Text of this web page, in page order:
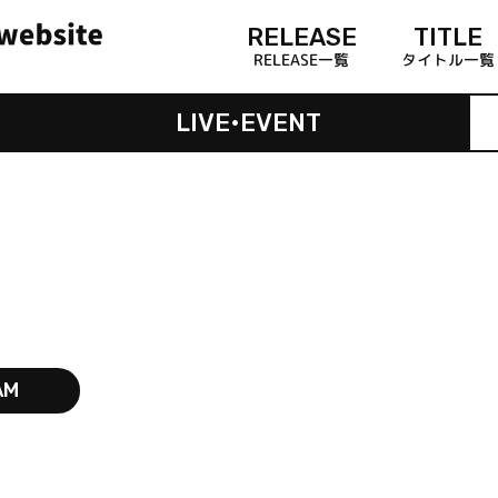
RELEASE
RELEASE一覧
TITLE
タイトル一覧
LIVE•EVENT